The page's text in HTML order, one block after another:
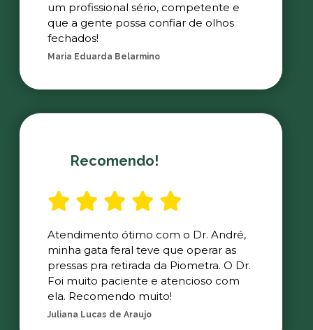
um profissional sério, competente e
que a gente possa confiar de olhos
fechados!
Maria Eduarda Belarmino
Recomendo!
Atendimento ótimo com o Dr. André,
minha gata feral teve que operar as
pressas pra retirada da Piometra. O Dr.
Foi muito paciente e atencioso com
ela. Recomendo muito!
Juliana Lucas de Araujo